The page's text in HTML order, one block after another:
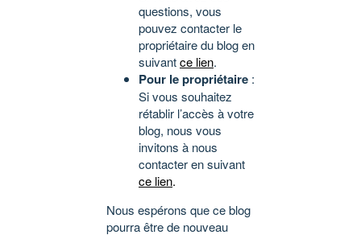
questions, vous
pouvez contacter le
propriétaire du blog en
suivantce lien.
Pour le propriétaire :
Si vous souhaitez
rétablir l’accès à votre
blog, nous vous
invitons à nous
contacter en suivant
ce lien.
Nous espérons que ce blog
pourra être de nouveau